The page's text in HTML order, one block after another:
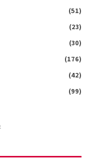
(51)
(23)
(30)
(176)
(42)
(99)